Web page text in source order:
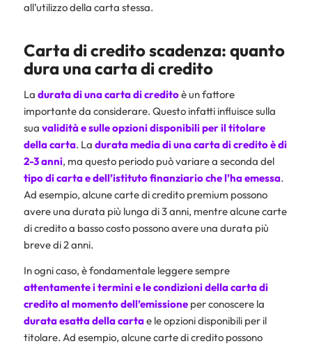
all’utilizzo della carta stessa.
Carta di credito scadenza: quanto
dura una carta di credito
La durata di una carta di creditoè un fattore
importante da considerare. Questo infatti influisce sulla
sua validità e sulle opzioni disponibili per il titolare
della carta. La duratamedia di una carta di credito è di
2-3 anni, ma questo periodo può variare a seconda del
tipo di carta e dell’istituto finanziario che l’ha emessa.
Ad esempio, alcune carte di credito premium possono
avere una durata più lunga di 3 anni, mentre alcune carte
di credito a basso costo possono avere una durata più
breve di 2 anni.
In ogni caso, è fondamentale leggere sempre
attentamente i termini e le condizioni della carta di
credito al momento dell’emissioneper conoscere la
durata esatta della cartae le opzioni disponibili per il
titolare. Ad esempio, alcune carte di credito possono